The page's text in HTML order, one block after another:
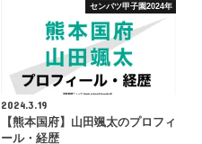
センバツ甲子園2024年
2024.3.19
【熊本国府】山田颯太のプロフィ
ール・経歴